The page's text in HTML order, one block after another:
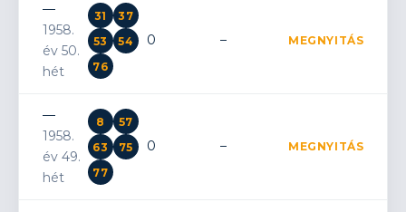
—
1958.
év 50.
hét
31
37
53
54
76
0 – MEGNYITÁS
—
1958.
év 49.
hét
8
57
63
75
77
0 – MEGNYITÁS